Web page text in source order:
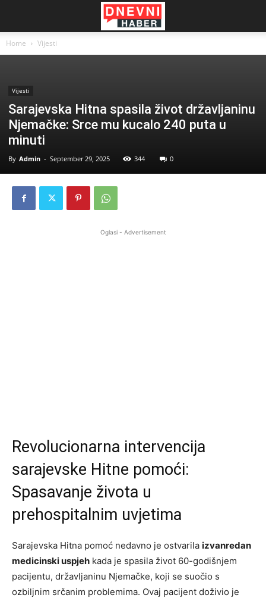
Home Vijesti
Vijesti
Sarajevska Hitna spasila život državljaninu
Njemačke: Srce mu kucalo 240 puta u
minuti
By Admin - September 29, 2025 344 0
Oglasi - Advertisement
Revolucionarna intervencija
sarajevske Hitne pomoći:
Spasavanje života u
prehospitalnim uvjetima
Sarajevska Hitna pomoć nedavno je ostvarila izvanredan
medicinski uspjeh kada je spasila život 60-godišnjem
pacijentu, državljaninu Njemačke, koji se suočio s
ozbiljnim srčanim problemima. Ovaj pacijent doživio je